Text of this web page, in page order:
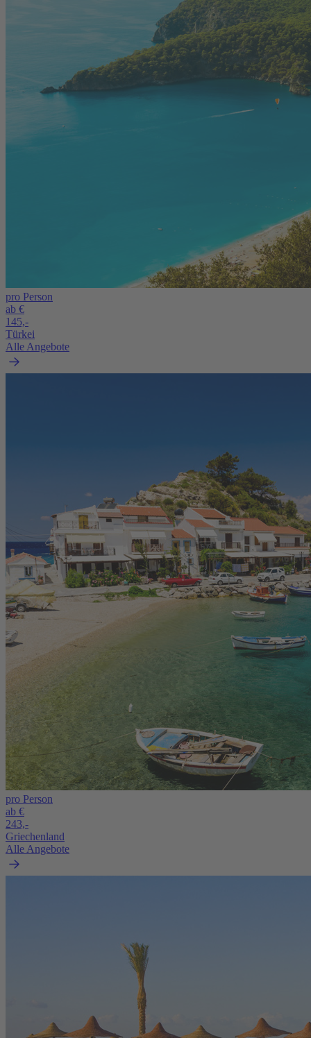
pro Person
ab €
145,-
Türkei
Alle Angebote
pro Person
ab €
243,-
Griechenland
Alle Angebote